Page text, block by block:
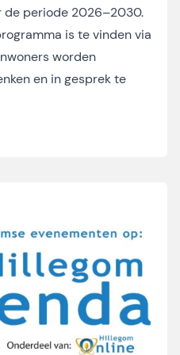
de periode 2026–2030.
is te vinden via
worden
en in gesprek te